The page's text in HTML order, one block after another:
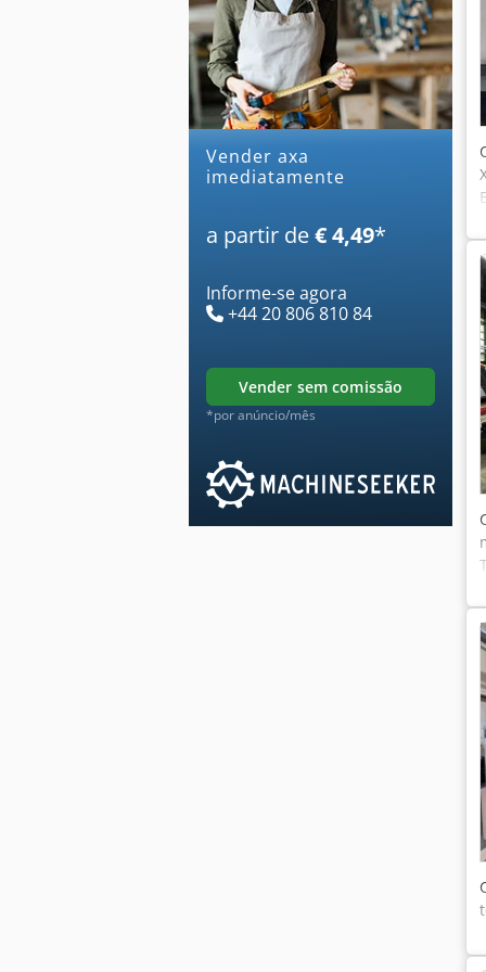
Vender axa
imediatamente
a partir de€ 4,49*
Informe-se agora
+44 20 806 810 84
vender sem comissão
*por anúncio/mês